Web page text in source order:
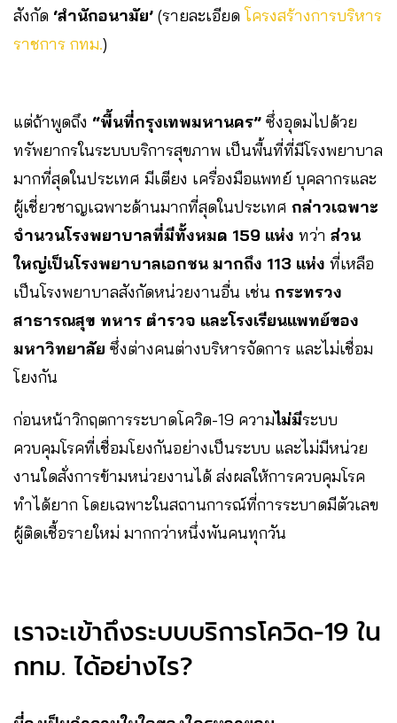
สังกัด ‘สำนักอนามัย’ (รายละเอียดโครงสร้างการบริหาร
ราชการ กทม.)
แต่ถ้าพูดถึง “พื้นที่กรุงเทพมหานคร” ซึ่งอุดมไปด้วย
ทรัพยากรในระบบบริการสุขภาพ เป็นพื้นที่ที่มีโรงพยาบาล
มากที่สุดในประเทศ มีเตียง เครื่องมือแพทย์ บุคลากรและ
ผู้เชี่ยวชาญเฉพาะด้านมากที่สุดในประเทศ กล่าวเฉพาะ
จำนวนโรงพยาบาลที่มีทั้งหมด 159 แห่ง ทว่า ส่วน
ใหญ่เป็นโรงพยาบาลเอกชน มากถึง 113 แห่ง ที่เหลือ
เป็นโรงพยาบาลสังกัดหน่วยงานอื่น เช่น กระทรวง
สาธารณสุข ทหาร ตำรวจ และโรงเรียนแพทย์ของ
มหาวิทยาลัย ซึ่งต่างคนต่างบริหารจัดการ และไม่เชื่อม
โยงกัน
ก่อนหน้าวิกฤตการระบาดโควิด-19 ความไม่มีระบบ
ควบคุมโรคที่เชื่อมโยงกันอย่างเป็นระบบ และไม่มีหน่วย
งานใดสั่งการข้ามหน่วยงานได้ ส่งผลให้การควบคุมโรค
ทำได้ยาก โดยเฉพาะในสถานการณ์ที่การระบาดมีตัวเลข
ผู้ติดเชื้อรายใหม่ มากกว่าหนึ่งพันคนทุกวัน
เราจะเข้าถึงระบบบริการโควิด-19 ใน
กทม. ได้อย่างไร?